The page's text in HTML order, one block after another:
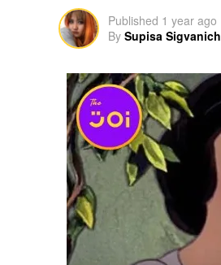
Published 1 year ago
By Supisa Sigvanich